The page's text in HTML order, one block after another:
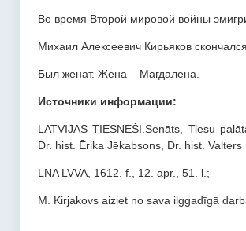
Во время Второй мировой войны
Михаил Алексеевич Кирьяков
Был женат. Жена – Магдалена.
Источники информации:
LATVIJAS TIESNEŠI.Senāts, Tiesu
Dr. hist. Ērika Jēkabsons, Dr. hist.
LNA LVVA, 1612. f., 12. apr., 51. l.;
M. Kirjakovs aiziet no sava ilggadīgā